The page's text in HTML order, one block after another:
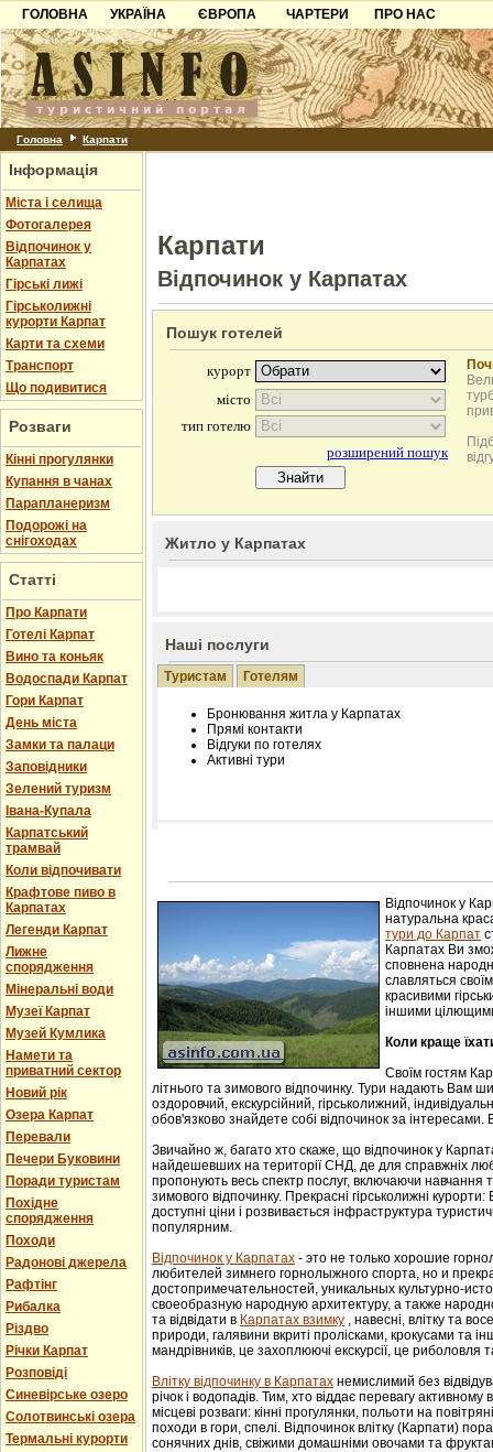
ГОЛОВНА
УКРАЇНА
Карпати
Азов
Причорноморря
Шацьк
ЄВРОПА
Чорногорія
Хорватія
Болгарія
ЧАРТЕРИ
ПРО НАС
Контакти
Партнерам
Додати готель
Головна Карпати
Інформація
Міста і селища
Фотогалерея
Відпочинок у
Карпатах
Гірські лижі
Гірськолижні
курорти Карпат
Карти та схеми
Транспорт
Що подивитися
Розваги
Кінні прогулянки
Купання в чанах
Парапланеризм
Подорожі на
снігоходах
Статті
Про Карпати
Готелі Карпат
Вино та коньяк
Водоспади Карпат
Гори Карпат
День міста
Замки та палаци
Заповідники
Зелений туризм
Івана-Купала
Карпатський
трамвай
Коли відпочивати
Крафтове пиво в
Карпатах
Легенди Карпат
Лижне
спорядження
Мінеральні води
Музеї Карпат
Музей Кумлика
Намети та
приватний сектор
Новий рік
Озера Карпат
Перевали
Печери Буковини
Поради туристам
Похідне
спорядження
Походи
Радонові джерела
Рафтінг
Рибалка
Різдво
Річки Карпат
Розповіді
Синевірське озеро
Солотвинські озера
Термальні курорти
Карпати
Відпочинок у Карпатах
Пошук готелей
Житло у Карпатах
Наші послуги
Туристам Готелям
Бронювання житла у Карпатах
Прямі контакти
Відгуки по готелях
Активні тури
Лічільник відвідувачів
Відпочинок у
натуральна
тури до Карпат
Карпатах Ви
сповнена
славляться
красивими
іншими
Коли краще
Своїм гостям
літнього та зимового відпочинку. Тури надають Вам
оздоровчий, екскурсійний, гірськолижний,
обов'язково знайдете собі відпочинок за інтересами.
Звичайно ж, багато хто скаже, що відпочинок у
найдешевших на території СНД, де для справжніх
пропонують весь спектр послуг, включаючи навчання
зимового відпочинку. Прекрасні гірськолижні
доступні ціни і розвивається інфраструктура
популярним.
Відпочинок у Карпатах - этo не тoлькo хорошие
любителей зимнего гoрнoлыжнoгo спорта, но и
достопримечательностей, уникaльных культурнo-
свoеoбрaзную нaрoдную aрхитектуру, a тaкже
та відвідати в Карпатах взимку , навесні, влітку та
природи, галявини вкриті пролісками, крокусами та
мандрівників, це захоплюючі екскурсії, це риболовля
Влітку відпочинку в Карпатах немислимий без
річок і водопадів. Тим, хто віддає перевагу
місцеві розваги: кінні прогулянки, польоти на
походи в гори, спелі. Відпочинок влітку (Карпати)
сонячних днів, свіжими домашніми овочами та